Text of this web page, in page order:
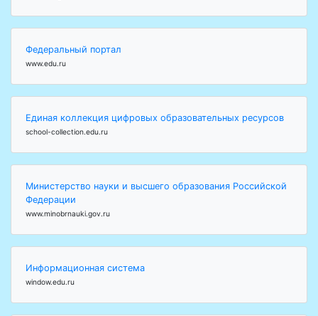
Федеральный портал
www.edu.ru
Единая коллекция цифровых образовательных ресурсов
school-collection.edu.ru
Министерство науки и высшего образования Российской
Федерации
www.minobrnauki.gov.ru
Информационная система
window.edu.ru